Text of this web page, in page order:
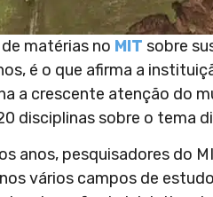
matérias no MIT sobre
é o que afirma a
a crescente atenção do
disciplinas sobre o tema
anos, pesquisadores do
vários campos de